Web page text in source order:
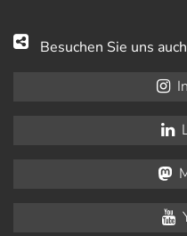
Besuchen Sie uns